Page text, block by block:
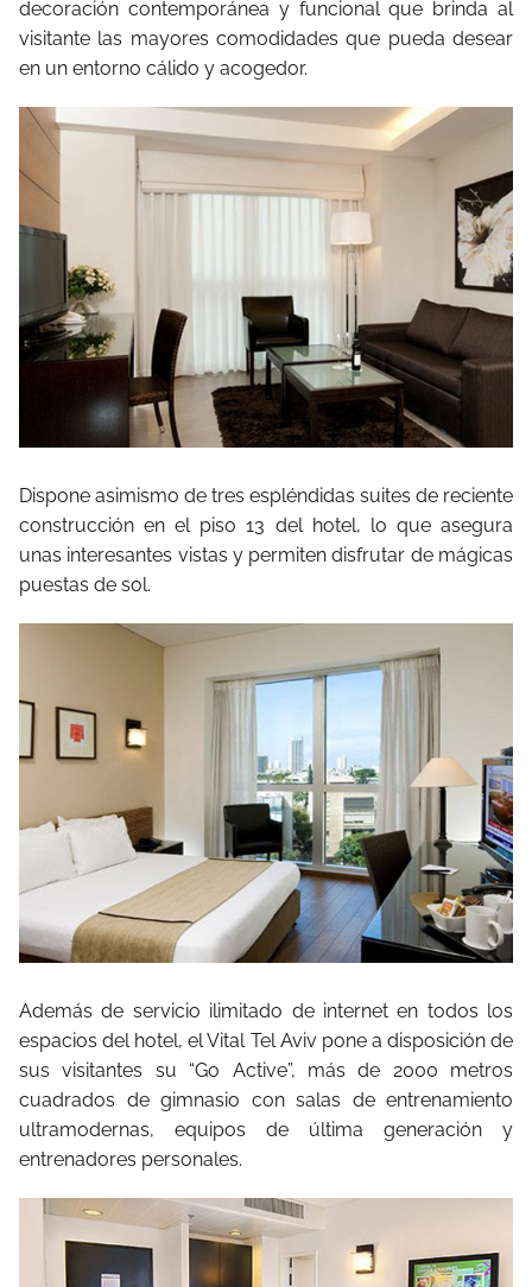
decoración contemporánea y funcional que brinda al
visitante las mayores comodidades que pueda desear
en un entorno cálido y acogedor.
Dispone asimismo de tres espléndidas suites de reciente
construcción en el piso 13 del hotel, lo que asegura
unas interesantes vistas y permiten disfrutar de mágicas
puestas de sol.
Además de servicio ilimitado de internet en todos los
espacios del hotel, el Vital Tel Aviv pone a disposición de
sus visitantes su “Go Active”, más de 2000 metros
cuadrados de gimnasio con salas de entrenamiento
ultramodernas, equipos de última generación y
entrenadores personales.